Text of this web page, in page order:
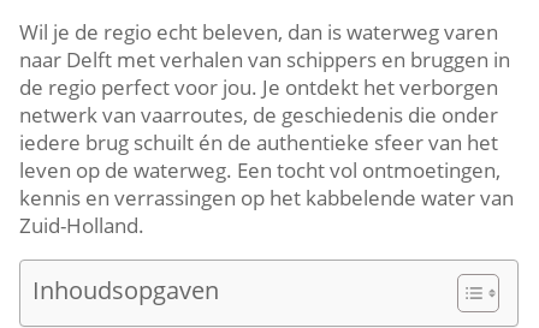
Wil je de regio echt beleven, dan is waterweg varen
naar Delft met verhalen van schippers en bruggen in
de regio perfect voor jou.​ Je ontdekt het verborgen
netwerk van vaarroutes, de geschiedenis die onder
iedere brug schuilt én de authentieke sfeer van het
leven op de waterweg.​ Een tocht vol ontmoetingen,
kennis en verrassingen op het kabbelende water van
Zuid-Holland.​
Inhoudsopgaven